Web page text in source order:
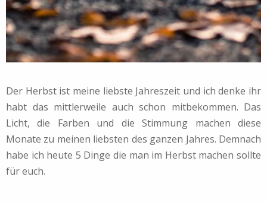
Der Herbst ist meine liebste Jahreszeit und ich denke ihr
habt das mittlerweile auch schon mitbekommen. Das
Licht, die Farben und die Stimmung machen diese
Monate zu meinen liebsten des ganzen Jahres. Demnach
habe ich heute 5 Dinge die man im Herbst machen sollte
für euch.